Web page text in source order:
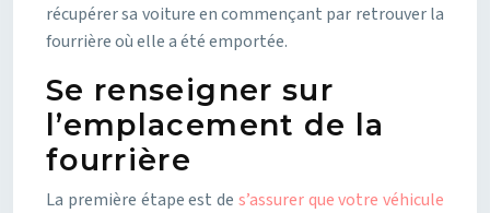
récupérer sa voiture en commençant par retrouver la
fourrière où elle a été emportée.
Se renseigner sur
l’emplacement de la
fourrière
La première étape est de s’assurer que votre véhicule